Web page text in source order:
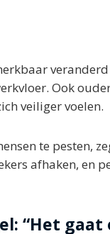
Ook
veiliger voelen.
te pesten,
afhaken, en
“Het gaat